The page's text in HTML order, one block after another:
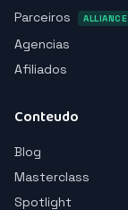
Parceiros
ALLIANCE
Agencias
Afiliados
Conteudo
Blog
Masterclass
Spotlight